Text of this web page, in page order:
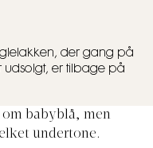
der gang på
udsolgt, er tilbage på
om babyblå, men
undertone.